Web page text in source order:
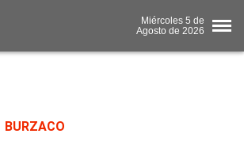
Miércoles 5 de
Agosto de 2026
BURZACO